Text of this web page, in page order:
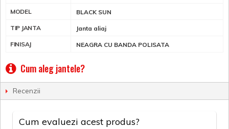
MODEL BLACK SUN
TIP JANTA Janta aliaj
FINISAJ NEAGRA CU BANDA POLISATA
Cum aleg jantele?
Recenzii
Cum evaluezi acest produs?